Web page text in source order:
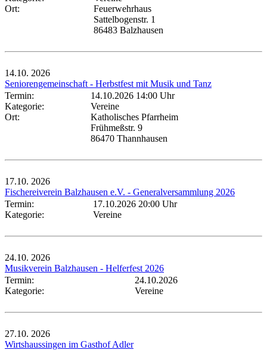
Ort:
Feuerwehrhaus
Sattelbogenstr. 1
86483 Balzhausen
14.10. 2026
Seniorengemeinschaft - Herbstfest mit Musik und Tanz
Termin:
14.10.2026 14:00 Uhr
Kategorie:
Vereine
Ort:
Katholisches Pfarrheim
Frühmeßstr. 9
86470 Thannhausen
17.10. 2026
Fischereiverein Balzhausen e.V. - Generalversammlung 2026
Termin:
17.10.2026 20:00 Uhr
Kategorie:
Vereine
24.10. 2026
Musikverein Balzhausen - Helferfest 2026
Termin:
24.10.2026
Kategorie:
Vereine
27.10. 2026
Wirtshaussingen im Gasthof Adler